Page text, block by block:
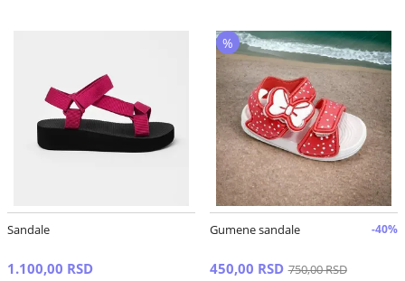
Sandale
1.100,00 RSD
Gumene sandale -40%
450,00 RSD 750,00 RSD
%